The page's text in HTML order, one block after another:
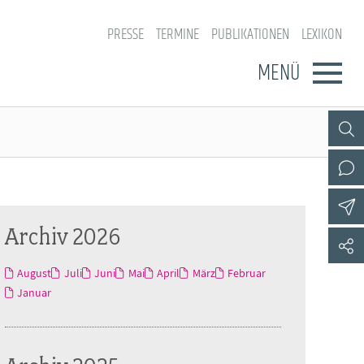
PRESSE TERMINE PUBLIKATIONEN LEXIKON
MENÜ
Archiv 2026
August Juli Juni Mai April März
Februar
Januar